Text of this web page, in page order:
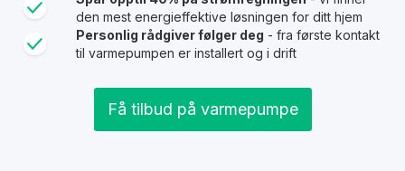
den mest energieffektive løsningen for ditt hjem
Personlig rådgiver følger deg - fra første kontakt
til varmepumpen er installert og i drift
Få tilbud på varmepumpe